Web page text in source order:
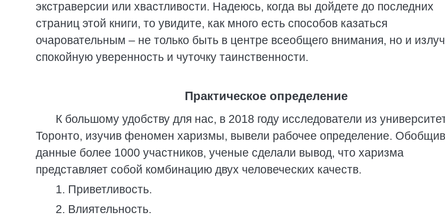
экстраверсии или хвастливости. Надеюсь, когда вы дойдете до последних
страниц этой книги, то увидите, как много есть способов казаться
очаровательным – не только быть в центре всеобщего внимания, но и
спокойную уверенность и чуточку таинственности.
Практическое определение
К большому удобству для нас, в 2018 году исследователи из
Торонто, изучив феномен харизмы, вывели рабочее определение. Обобщив
данные более 1000 участников, ученые сделали вывод, что харизма
представляет собой комбинацию двух человеческих качеств.
1. Приветливость.
2. Влиятельность.